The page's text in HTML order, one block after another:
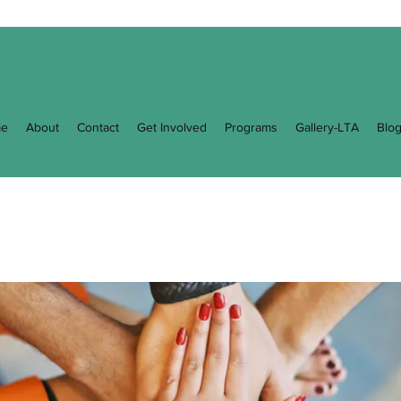
About Contact Get Involved Programs Gallery-LTA Blog